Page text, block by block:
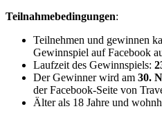
Teilnahmebedingungen:
Teilnehmen und gewinnen
Gewinnspiel auf Facebook
Laufzeit des Gewinnspiels:
Der Gewinner wird am 30.
der Facebook-Seite von
Älter als 18 Jahre und